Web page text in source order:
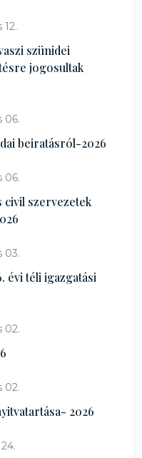
szünidei
jogosultak
06.
beiratásról-2026
06.
civil szervezetek
03.
évi téli igazgatási
02.
02.
2026